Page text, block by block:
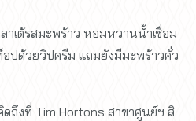
เต้รสมะพร้าว หอมหวานน้ำเชื่อม
อปด้วยวิปครีม แถมยังมีมะพร้าวคั่ว
ถึงที่ Tim Hortons สาขาศูนย์ฯ สิ